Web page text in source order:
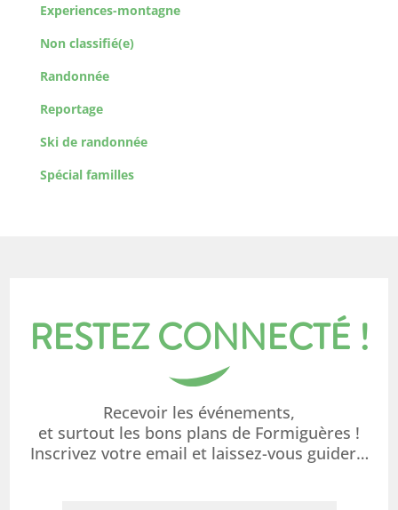
Experiences-montagne
Non classifié(e)
Randonnée
Reportage
Ski de randonnée
Spécial familles
RESTEZ CONNECTÉ !
Recevoir les événements,
et surtout les bons plans de Formiguères !
Inscrivez votre email et laissez-vous guider…